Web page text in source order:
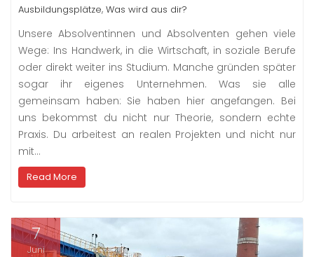
Ausbildungsplätze, Was wird aus dir?
Unsere Absolventinnen und Absolventen gehen viele
Wege: Ins Handwerk, in die Wirtschaft, in soziale Berufe
oder direkt weiter ins Studium. Manche gründen später
sogar ihr eigenes Unternehmen. Was sie alle
gemeinsam haben: Sie haben hier angefangen. Bei
uns bekommst du nicht nur Theorie, sondern echte
Praxis. Du arbeitest an realen Projekten und nicht nur
mit…
Read More
7
Juni